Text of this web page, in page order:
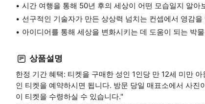
시간 여행을 통해 50년 후의 세상이 어떤 모습일지 알아
선구적인 기술자가 만든 상상력 넘치는 컨셉에서 영감을
아이디어를 통해 세상을 변화시키는 데 도움이 되는 박
상품설명
한정 기간 혜택: 티켓을 구매한 성인 1인당 만 12세 미만
인 티켓을 예약하시면 됩니다. 방문 당일 매표소에서 사
이 티켓을 수령하실 수 있습니다."